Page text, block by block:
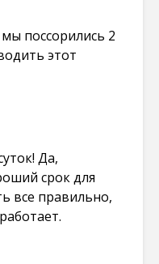
поссорились 2
этот
Да,
срок для
все правильно,